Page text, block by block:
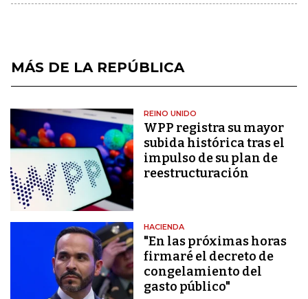
MÁS DE LA REPÚBLICA
REINO UNIDO
WPP registra su mayor
subida histórica tras el
impulso de su plan de
reestructuración
HACIENDA
"En las próximas horas
firmaré el decreto de
congelamiento del
gasto público"